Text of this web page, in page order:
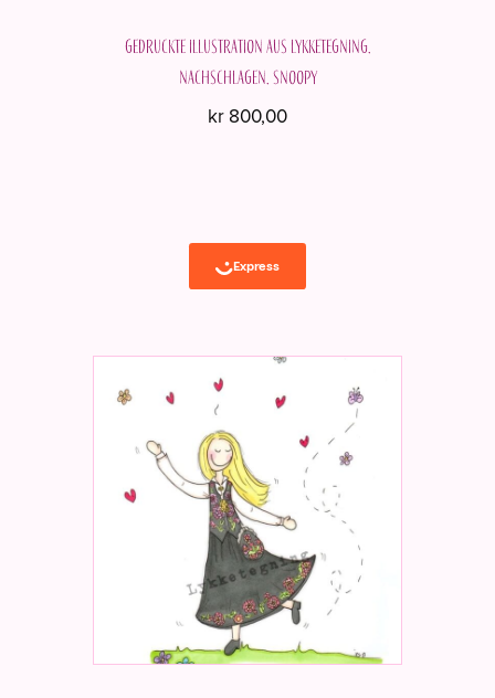
Gedruckte Illustration aus Lykketegning.
Nachschlagen. Snoopy
kr 800,00